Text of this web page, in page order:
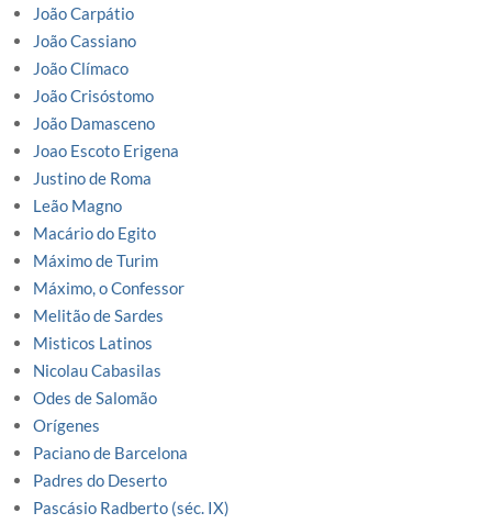
João Carpátio
João Cassiano
João Clímaco
João Crisóstomo
João Damasceno
Joao Escoto Erigena
Justino de Roma
Leão Magno
Macário do Egito
Máximo de Turim
Máximo, o Confessor
Melitão de Sardes
Misticos Latinos
Nicolau Cabasilas
Odes de Salomão
Orígenes
Paciano de Barcelona
Padres do Deserto
Pascásio Radberto (séc. IX)